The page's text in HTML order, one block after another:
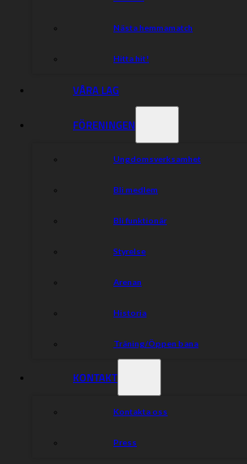
Nästa hemmamatch
Hitta hit!
VÅRA LAG
FÖRENINGEN
Ungdomsverksamhet
Bli medlem
Bli funktionär
Styrelse
Arenan
Historia
Träning/Öppen bana
KONTAKT
Kontakta oss
Press